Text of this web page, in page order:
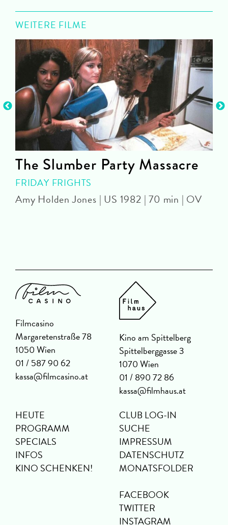
WEITERE FILME
The Slumber Party Massacre
FRIDAY FRIGHTS
Amy Holden Jones | US 1982 | 70 min | OV
Filmcasino
Margaretenstraße 78
1050 Wien
01 / 587 90 62
kassa@filmcasino.at
Kino am Spittelberg
Spittelberggasse 3
1070 Wien
01 / 890 72 86
kassa@filmhaus.at
HEUTE
PROGRAMM
SPECIALS
INFOS
KINO SCHENKEN!
CLUB LOG-IN
SUCHE
IMPRESSUM
DATENSCHUTZ
MONATSFOLDER
FACEBOOK
TWITTER
INSTAGRAM